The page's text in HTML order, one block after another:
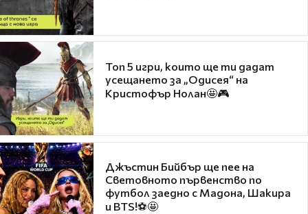
Топ 5 игри, които ще ти дадат
усещането за „Одисея“ на
Кристофър Нолан🤩🎮
Джъстин Бийбър ще пее на
Световното първенство по
футбол заедно с Мадона, Шакира
и BTS!⚽🤩